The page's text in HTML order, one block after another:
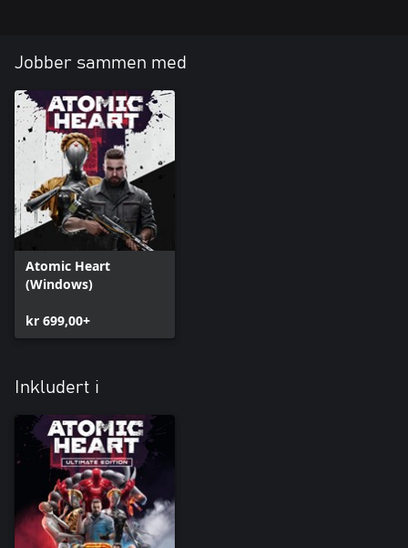
Jobber sammen med
Atomic Heart
(Windows)
kr 699,00+
Inkludert i